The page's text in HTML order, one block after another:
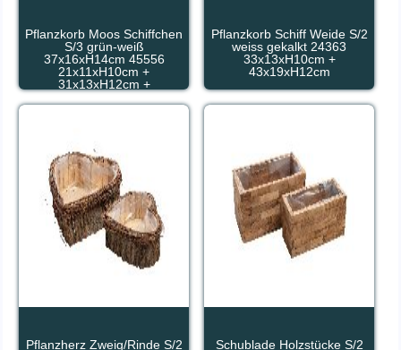
Pflanzkorb Moos Schiffchen
S/3 grün-weiß
37x16xH14cm 45556
21x11xH10cm +
31x13xH12cm +
Pflanzkorb Schiff Weide S/2
weiss gekalkt 24363
33x13xH10cm +
43x19xH12cm
Pflanzherz Zweig/Rinde S/2
Schublade Holzstücke S/2